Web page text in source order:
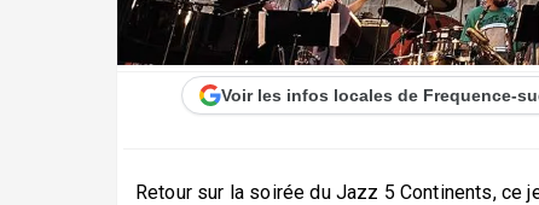
Voir les infos locales de Frequence-
Retour sur la soirée du Jazz 5 Continents, ce